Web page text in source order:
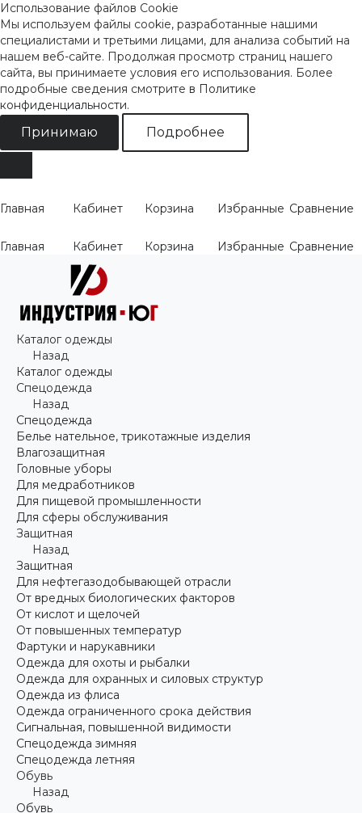
Использование файлов Cookie
Мы используем файлы cookie, разработанные нашими
специалистами и третьими лицами, для анализа событий на
нашем веб-сайте. Продолжая просмотр страниц нашего
сайта, вы принимаете условия его использования. Более
подробные сведения смотрите в Политике
конфиденциальности.
Принимаю Подробнее
Главная Кабинет Корзина Избранные Сравнение
Главная Кабинет Корзина Избранные Сравнение
Каталог одежды
Назад
Каталог одежды
Спецодежда
Назад
Спецодежда
Белье нательное, трикотажные изделия
Влагозащитная
Головные уборы
Для медработников
Для пищевой промышленности
Для сферы обслуживания
Защитная
Назад
Защитная
Для нефтегазодобывающей отрасли
От вредных биологических факторов
От кислот и щелочей
От повышенных температур
Фартуки и нарукавники
Одежда для охоты и рыбалки
Одежда для охранных и силовых структур
Одежда из флиса
Одежда ограниченного срока действия
Сигнальная, повышенной видимости
Спецодежда зимняя
Спецодежда летняя
Обувь
Назад
Обувь